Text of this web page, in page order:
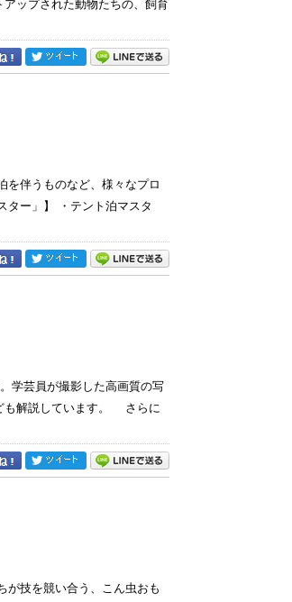
ップされた動物たちの、飼育
伴うものなど、様々なプロ
ー」】 ・テント泊マスタ
学芸員が撮影した高画質の写
も解説しています。 さらに
技を競い合う、こん虫おも